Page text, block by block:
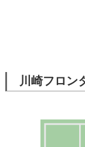
川崎フロン